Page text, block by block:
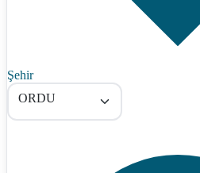
Şehir
ORDU